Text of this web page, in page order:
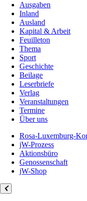
Ausgaben
Inland
Ausland
Kapital & Arbeit
Feuilleton
Thema
Sport
Geschichte
Beilage
Leserbriefe
Verlag
Veranstaltungen
Termine
Über uns
Rosa-Luxemburg-
jW-Prozess
Aktionsbüro
Genossenschaft
jW-Shop